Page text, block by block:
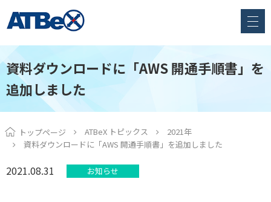
資料ダウンロードに「AWS 開通手順書」を
追加しました
トップページ ATBeX トピックス
2021年
資料ダウンロードに「AWS 開通手順書」を追加しました
2021.08.31 お知らせ